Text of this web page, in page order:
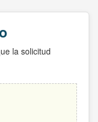
la solicitud